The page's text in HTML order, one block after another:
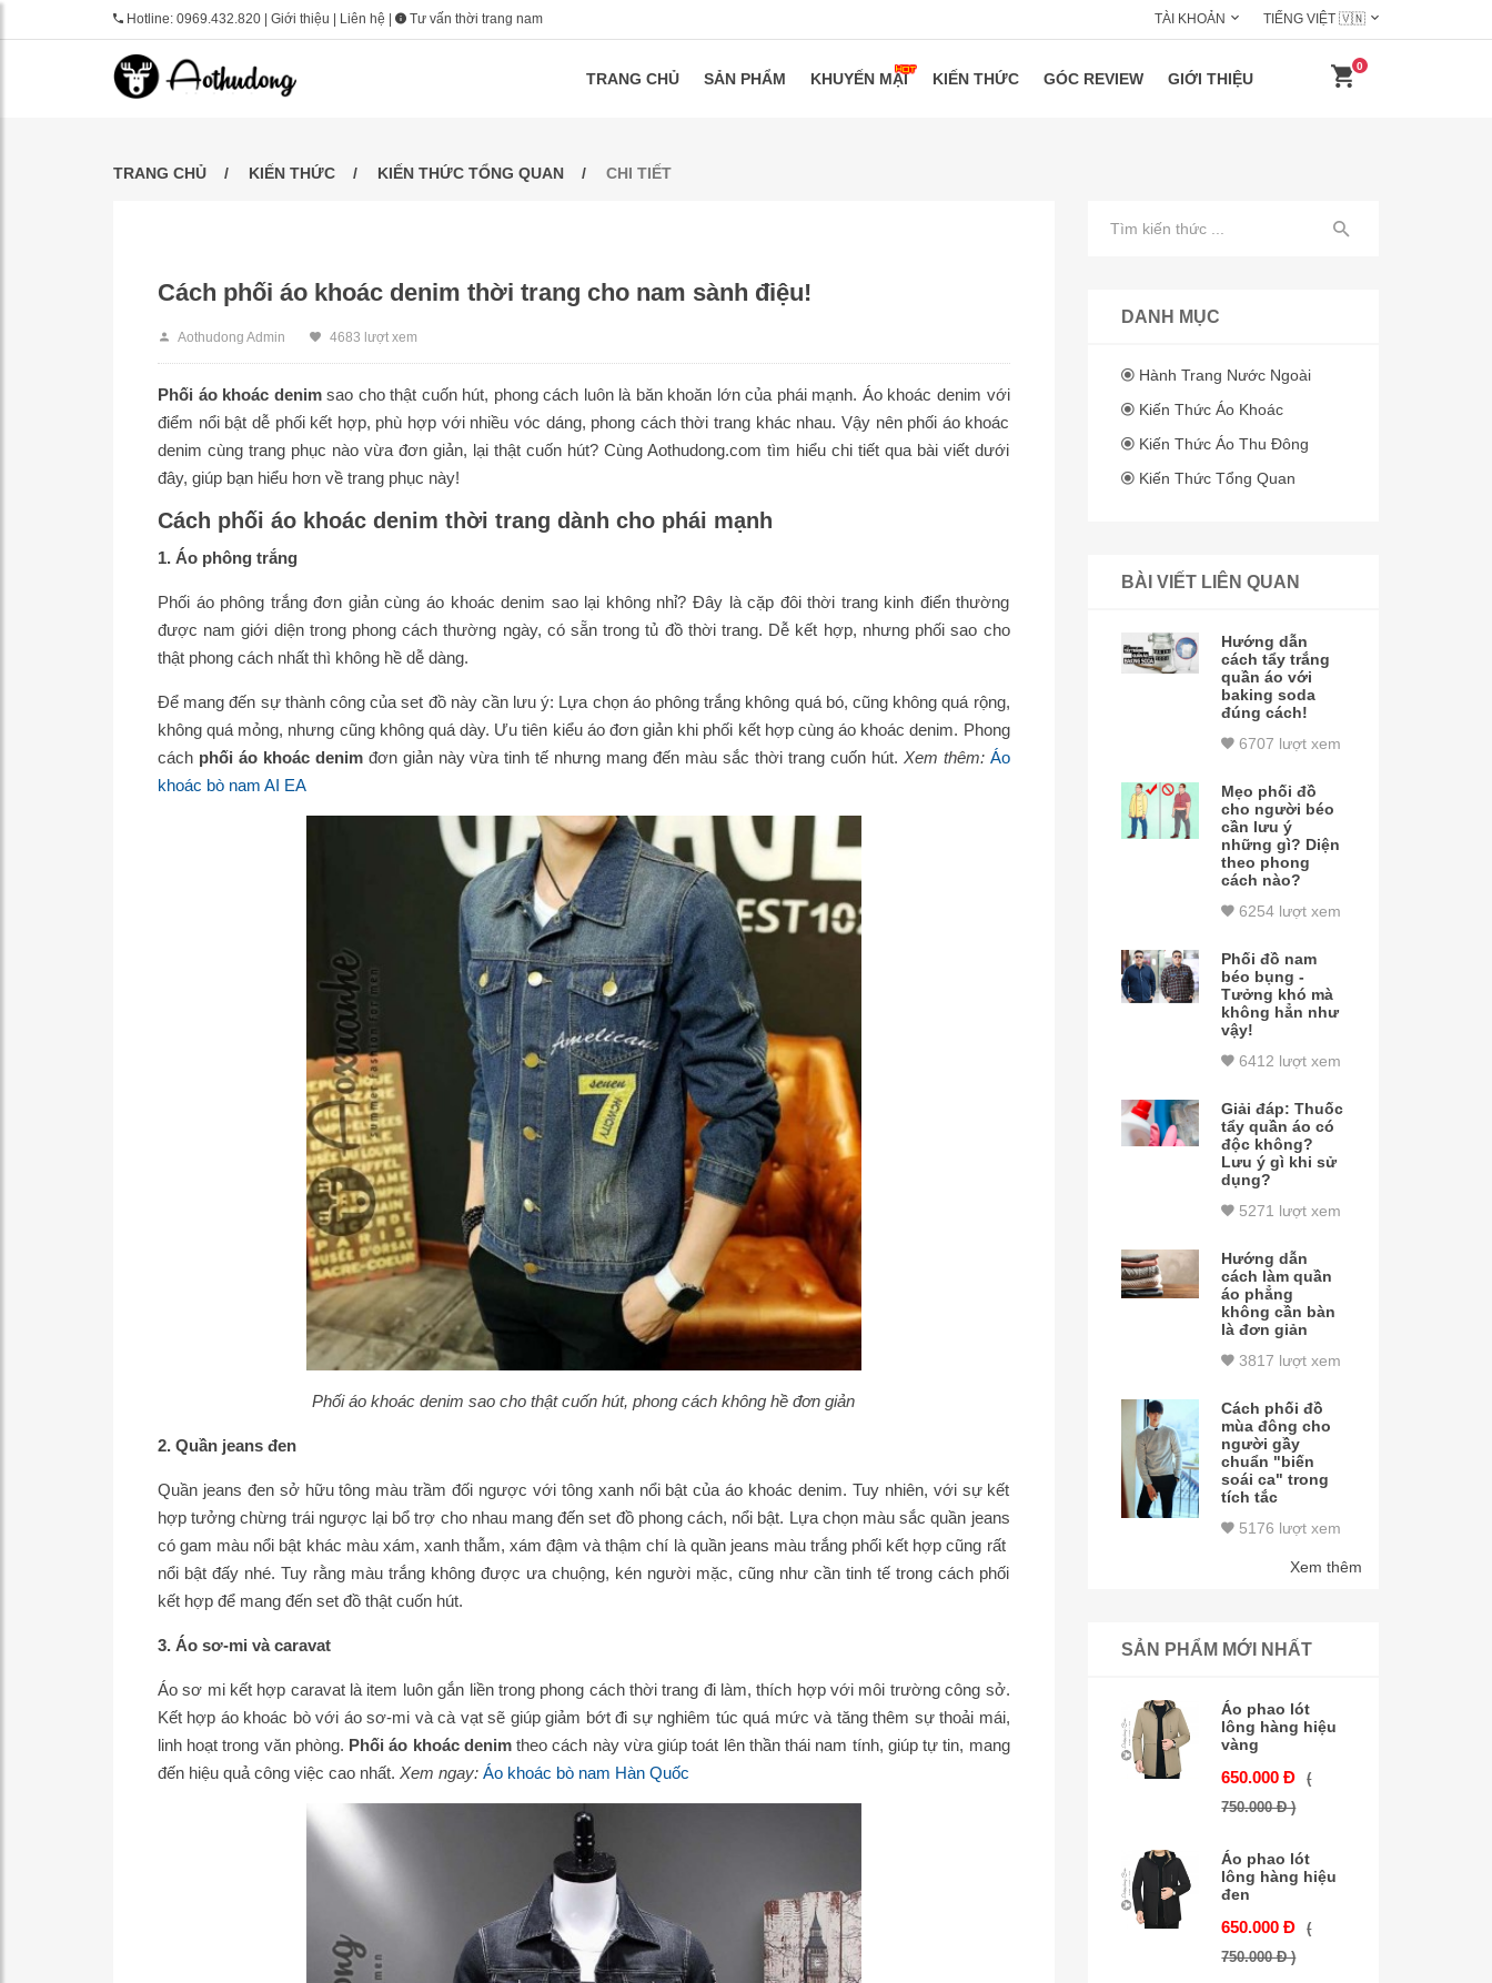
Hotline: 0969.432.820 Giới thiệu Liên hệ Tư vấn thời trang nam TÀI KHOẢN TIẾNG VIỆT 🇻🇳
TRANG CHỦ SẢN PHẨM KHUYẾN MẠI KIẾN THỨC GÓC REVIEW GIỚI THIỆU
0
TRANG CHỦ KIẾN THỨC KIẾN THỨC TỔNG QUAN CHI TIẾT
Cách phối áo khoác denim thời trang cho nam sành điệu!
Aothudong Admin 4683 lượt xem
Phối áo khoác denimsao cho thật cuốn hút, phong cách luôn là băn khoăn lớn của phái mạnh. Áo khoác denim với
điểm nổi bật dễ phối kết hợp, phù hợp với nhiều vóc dáng, phong cách thời trang khác nhau. Vậy nên phối áo khoác
denim cùng trang phục nào vừa đơn giản, lại thật cuốn hút? Cùng Aothudong.com tìm hiểu chi tiết qua bài viết dưới
đây, giúp bạn hiểu hơn về trang phục này!
Cách phối áo khoác denim thời trang dành cho phái mạnh
1. Áo phông trắng
Phối áo phông trắng đơn giản cùng áo khoác denim sao lại không nhỉ? Đây là cặp đôi thời trang kinh điển thường
được nam giới diện trong phong cách thường ngày, có sẵn trong tủ đồ thời trang. Dễ kết hợp, nhưng phối sao cho
thật phong cách nhất thì không hề dễ dàng.
Để mang đến sự thành công của set đồ này cần lưu ý: Lựa chọn áo phông trắng không quá bó, cũng không quá rộng,
không quá mỏng, nhưng cũng không quá dày. Ưu tiên kiểu áo đơn giản khi phối kết hợp cùng áo khoác denim. Phong
cách phối áo khoác denim đơn giản này vừa tinh tế nhưng mang đến màu sắc thời trang cuốn hút. Xem thêm: Áo
khoác bò nam AI EA
Phối áo khoác denim sao cho thật cuốn hút, phong cách không hề đơn giản
2. Quần jeans đen
Quần jeans đen sở hữu tông màu trầm đối ngược với tông xanh nổi bật của áo khoác denim. Tuy nhiên, với sự kết
hợp tưởng chừng trái ngược lại bổ trợ cho nhau mang đến set đồ phong cách, nổi bật. Lựa chọn màu sắc quần jeans
có gam màu nổi bật khác màu xám, xanh thẫm, xám đậm và thậm chí là quần jeans màu trắng phối kết hợp cũng rất
nổi bật đấy nhé. Tuy rằng màu trắng không được ưa chuộng, kén người mặc, cũng như cần tinh tế trong cách phối
kết hợp để mang đến set đồ thật cuốn hút.
3. Áo sơ-mi và caravat
Áo sơ mi kết hợp caravat là item luôn gắn liền trong phong cách thời trang đi làm, thích hợp với môi trường công sở.
Kết hợp áo khoác bò với áo sơ-mi và cà vạt sẽ giúp giảm bớt đi sự nghiêm túc quá mức và tăng thêm sự thoải mái,
linh hoạt trong văn phòng. Phối áo khoác denimtheo cách này vừa giúp toát lên thần thái nam tính, giúp tự tin, mang
đến hiệu quả công việc cao nhất. Xem ngay: Áo khoác bò nam Hàn Quốc
DANH MỤC
Hành Trang Nước Ngoài
Kiến Thức Áo Khoác
Kiến Thức Áo Thu Đông
Kiến Thức Tổng Quan
BÀI VIẾT LIÊN QUAN
Hướng dẫn
cách tẩy trắng
quần áo với
baking soda
đúng cách!
6707 lượt xem
Mẹo phối đồ
cho người béo
cần lưu ý
những gì? Diện
theo phong
cách nào?
6254 lượt xem
Phối đồ nam
béo bụng -
Tưởng khó mà
không hẳn như
vậy!
6412 lượt xem
Giải đáp: Thuốc
tẩy quần áo có
độc không?
Lưu ý gì khi sử
dụng?
5271 lượt xem
Hướng dẫn
cách làm quần
áo phẳng
không cần bàn
là đơn giản
3817 lượt xem
Cách phối đồ
mùa đông cho
người gầy
chuẩn "biến
soái ca" trong
tích tắc
5176 lượt xem
Xem thêm
SẢN PHẨM MỚI NHẤT
Áo phao lót
lông hàng hiệu
vàng
650.000 Đ
(
750.000 Đ )
Áo phao lót
lông hàng hiệu
đen
650.000 Đ
(
750.000 Đ )